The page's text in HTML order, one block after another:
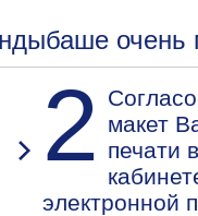
очень
2
макет
печати
электронной